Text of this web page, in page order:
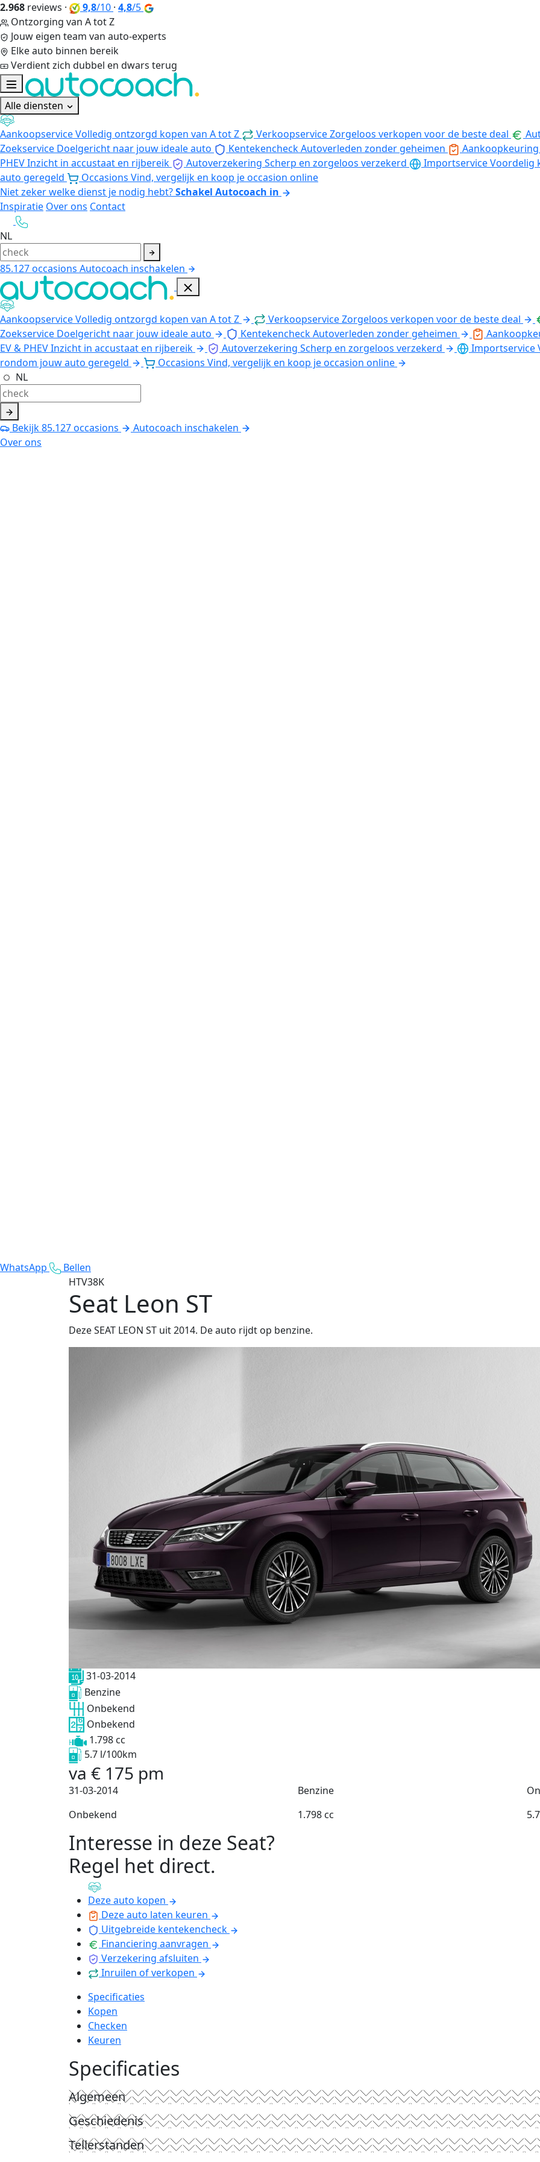
2.968 reviews · 9,8/10 · 4,8/5
Ontzorging van A tot Z
Jouw eigen team van auto-experts
Elke auto binnen bereik
Verdient zich dubbel en dwars terug
Alle diensten
AankoopserviceVolledig ontzorgd kopen van A tot Z VerkoopserviceZorgeloos verkopen voor de beste deal
Zoekservice Doelgericht naar jouw ideale auto KentekencheckAutoverleden zonder geheimen
Aankoopkeuring
PHEVInzicht in accustaat en rijbereik Autoverzekering Scherp en zorgeloos verzekerd ImportserviceVoordelig
auto geregeld
Occasions Vind, vergelijk en koop je occasion online
Niet zeker welke dienst je nodig hebt?Schakel Autocoach in
Inspiratie Over ons Contact
NL
85.127occasions Autocoach inschakelen
AankoopserviceVolledig ontzorgd kopen van A tot Z VerkoopserviceZorgeloos verkopen voor de beste deal
Zoekservice Doelgericht naar jouw ideale auto KentekencheckAutoverleden zonder geheimen
EV & PHEVInzicht in accustaat en rijbereik Autoverzekering Scherp en zorgeloos verzekerd Importservice
rondom jouw auto geregeld
Occasions Vind, vergelijk en koop je occasion online
NL
Bekijk85.127occasions
Autocoach inschakelen
Over ons
WhatsApp
Bellen
HTV38K
Seat Leon ST
Deze SEAT LEON ST uit 2014. De auto rijdt op benzine.
31-03-2014
Benzine
Onbekend
Onbekend
1.798 cc
5.7 l/100km
va € 175 pm
31-03-2014 Benzine
Onbekend
1.798 cc
Interesse in deze Seat?
Regel het direct.
Deze auto kopen
Deze auto laten keuren
Uitgebreide kentekencheck
Financiering aanvragen
Verzekering afsluiten
Inruilen of verkopen
Specificaties
Kopen
Checken
Keuren
Specificaties
Algemeen
Geschiedenis
Tellerstanden